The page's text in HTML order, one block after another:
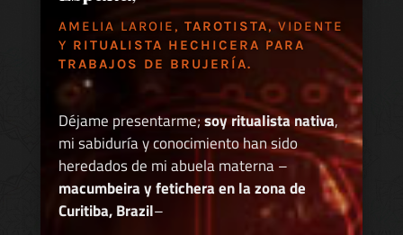
AMELIA LAROIE, TAROTISTA, VIDENTE
Y RITUALISTA HECHICERA PARA
TRABAJOS DE BRUJERÍA.
Déjame presentarme;soy ritualista nativa,
mi sabiduría y conocimiento han sido
heredados de mi abuela materna –
macumbeira y fetichera en la zona de
Curitiba, Brazil–